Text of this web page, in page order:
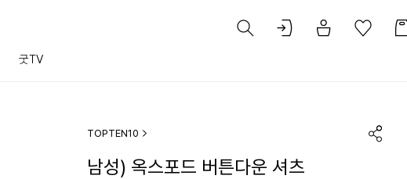
굿TV
TOPTEN10
남성) 옥스포드 버튼다운 셔츠